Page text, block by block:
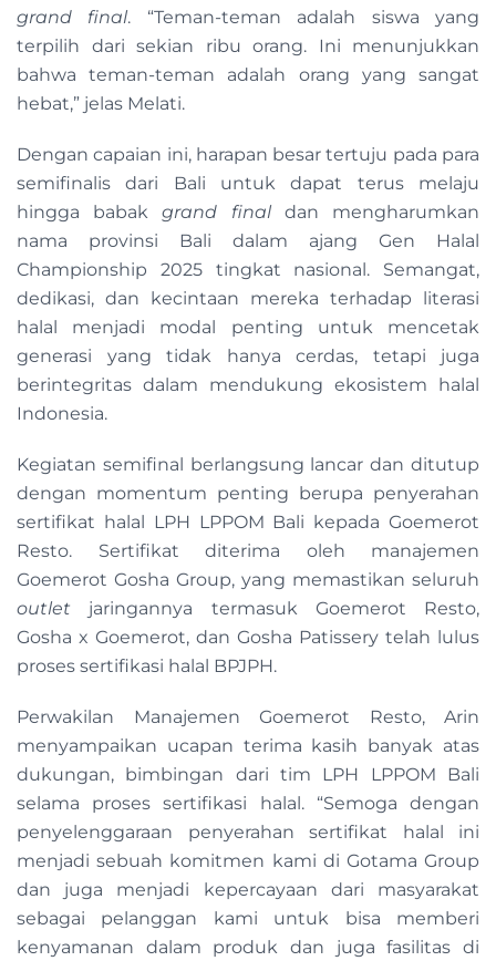
grand final. “Teman-teman adalah siswa yang
terpilih dari sekian ribu orang. Ini menunjukkan
bahwa teman-teman adalah orang yang sangat
hebat,” jelas Melati.
Dengan capaian ini, harapan besar tertuju pada para
semifinalis dari Bali untuk dapat terus melaju
hingga babakgrand finaldan mengharumkan
nama provinsi Bali dalam ajang Gen Halal
Championship 2025 tingkat nasional. Semangat,
dedikasi, dan kecintaan mereka terhadap literasi
halal menjadi modal penting untuk mencetak
generasi yang tidak hanya cerdas, tetapi juga
berintegritas dalam mendukung ekosistem halal
Indonesia.
Kegiatan semifinal berlangsung lancar dan ditutup
dengan momentum penting berupa penyerahan
sertifikat halal LPH LPPOM Bali kepada Goemerot
Resto. Sertifikat diterima oleh manajemen
Goemerot Gosha Group, yang memastikan seluruh
outlet jaringannya termasuk Goemerot Resto,
Gosha x Goemerot, dan Gosha Patissery telah lulus
proses sertifikasi halal BPJPH.
Perwakilan Manajemen Goemerot Resto, Arin
menyampaikan ucapan terima kasih banyak atas
dukungan, bimbingan dari tim LPH LPPOM Bali
selama proses sertifikasi halal. “Semoga dengan
penyelenggaraan penyerahan sertifikat halal ini
menjadi sebuah komitmen kami di Gotama Group
dan juga menjadi kepercayaan dari masyarakat
sebagai pelanggan kami untuk bisa memberi
kenyamanan dalam produk dan juga fasilitas di